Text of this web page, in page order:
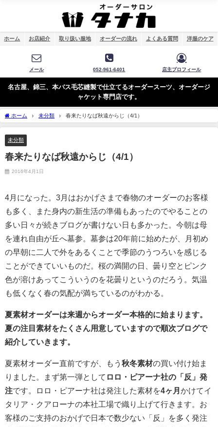
ホーム お店紹介 取り扱い服地 オーダーの流れ よくある質問 洋服のケア
メール 052-961-6401 店主プロフィール
名古屋、錦三、本バス毛芯縫製で仕立てるオーダースーツ、オーダージ
ャケット専門店です。
ホーム 未分類 春来たりなば秋遠からじ（4/1）
未分類
春来たりなば秋遠からじ（4/1）
2016年4月1日
4月になった。3月はおかげさまで春物のオーダーのお客様
も多く、また身内の新生活の準備もあったのでやることの
多い日々が続きブログが書けない日も多かった。今朝は母
を連れ自由が丘へ墓参。墓参は20年前に始めたが、月初め
の早朝に二人で外をあるくことで季節のうつろいを感じる
ことができていいものだ。桜の満開の日、曇り空とピンク
色が溶けあってこういうのを花曇りというのだろう。気温
も低くなく春の気配が満ちているのがわかる。
夏素材オーダーは来週からオーダー本格的に始まります。
夏の注目素材をたくさん用意していますので順次ブログで
紹介していきます。
夏素材オーダー直前ですが、もう 秋冬素材の買い付け始ま
りました。まず第一弾として ロロ・ピアーナ社の「反」発
注です。ロロ・ピアーナ社は発注した素材を4ヶ月 かけてイ
タリア・クアローナの本社工場で織り上げて行きます。お
客様のご支持のおかげで日本で数少ない「反」を多く発注